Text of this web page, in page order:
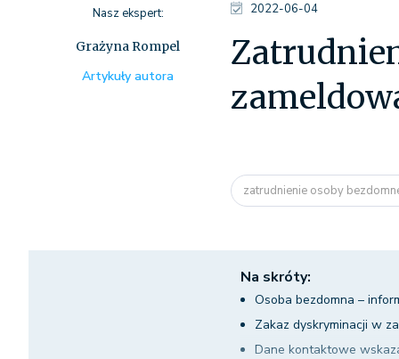
2022-06-04
zatrudnienie osoby
Nasz ekspert:
Grażyna Rompel
Artykuły autora
Na skróty:
Osoba bezdomna –
Zakaz dyskryminacji w
Dane kontaktowe